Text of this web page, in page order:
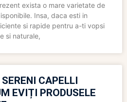
exista o mare varietate de
Insa, daca esti in
si rapide pentru a-ti vopsi
si naturale,
CAPELLI
EVIȚI PRODUSELE